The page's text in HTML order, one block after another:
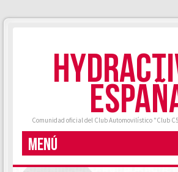
Comunidad oficial del Club Automovilístico "Club
MENÚ